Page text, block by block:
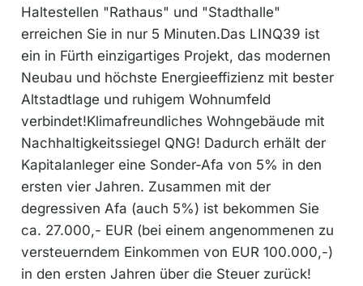
Haltestellen "Rathaus" und "Stadthalle"
erreichen Sie in nur 5 Minuten.Das LINQ39 ist
ein in Fürth einzigartiges Projekt, das modernen
Neubau und höchste Energieeffizienz mit bester
Altstadtlage und ruhigem Wohnumfeld
verbindet!Klimafreundliches Wohngebäude mit
Nachhaltigkeitssiegel QNG! Dadurch erhält der
Kapitalanleger eine Sonder-Afa von 5% in den
ersten vier Jahren. Zusammen mit der
degressiven Afa (auch 5%) ist bekommen Sie
ca. 27.000,- EUR (bei einem angenommenen zu
versteuerndem Einkommen von EUR 100.000,-)
in den ersten Jahren über die Steuer zurück!